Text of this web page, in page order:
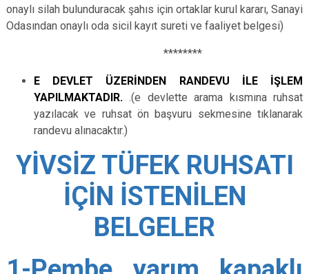
onaylı silah bulunduracak şahıs için ortaklar kurul kararı, Sanayi
Odasından onaylı oda sicil kayıt sureti ve faaliyet belgesi)
********
E DEVLET ÜZERİNDEN RANDEVU İLE İŞLEM
YAPILMAKTADIR..(e devlette arama kısmına ruhsat
yazılacak ve ruhsat ön başvuru sekmesine tıklanarak
randevu alınacaktır.)
YİVSİZ TÜFEK RUHSATI
İÇİN İSTENİLEN
BELGELER